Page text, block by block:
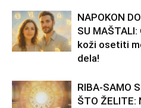
NAPOKON
SU
koži osetiti
dela!
RIBA-SAMO
ŠTO